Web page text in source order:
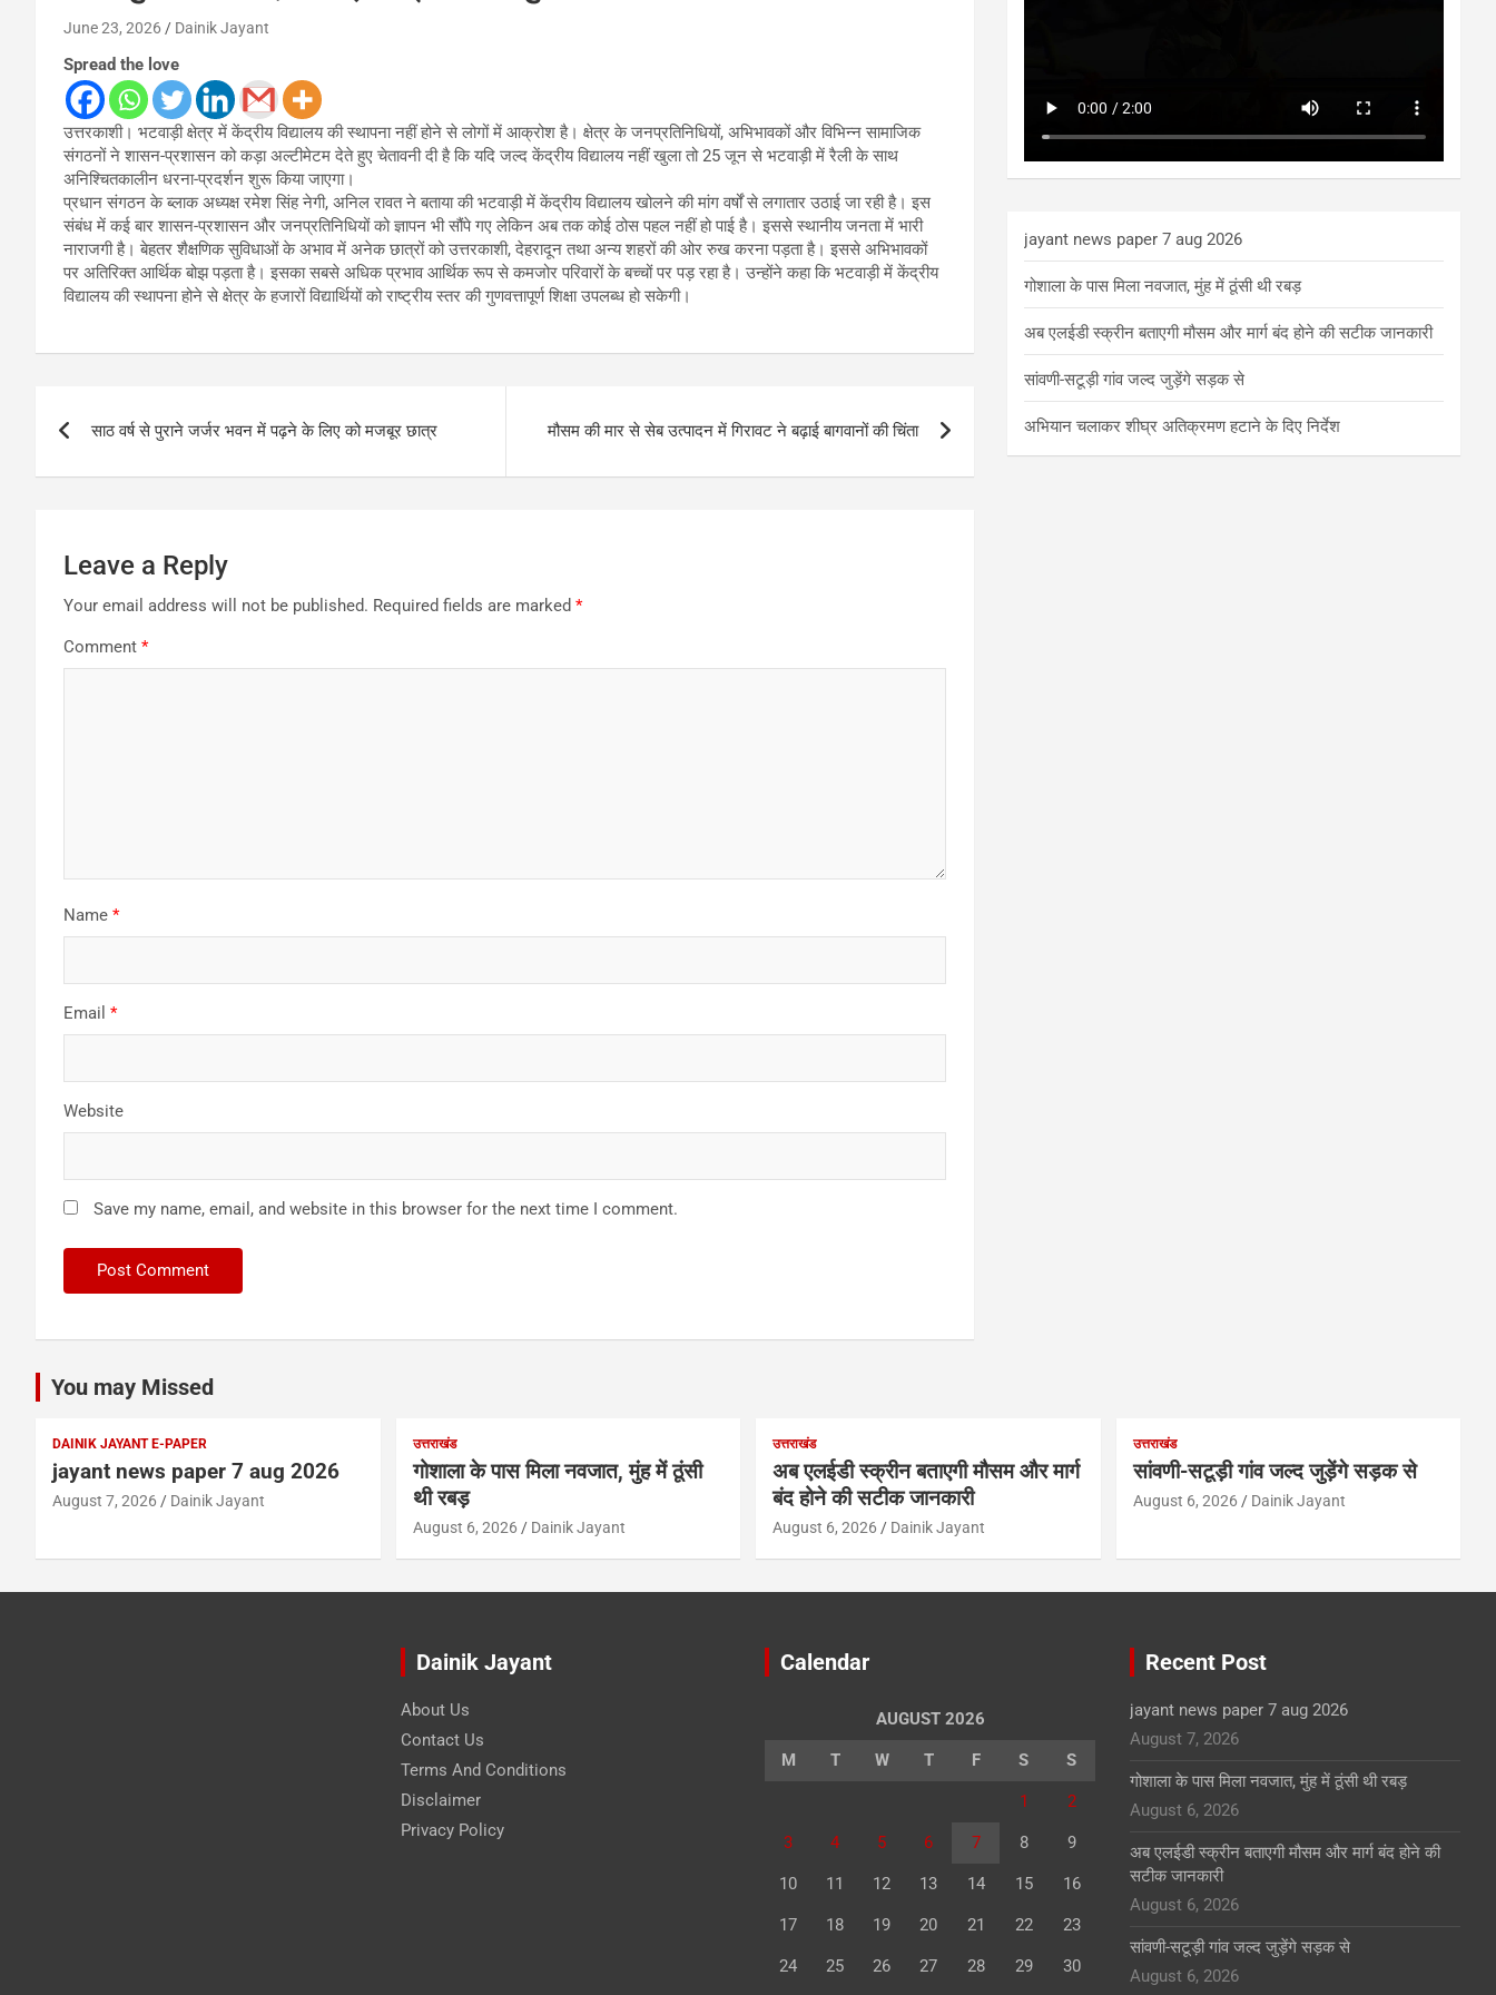
June 23, 2026 Dainik Jayant
Spread the love
उत्तरकाशी। भटवाड़ी क्षेत्र में केंद्रीय विद्यालय की स्थापना नहीं होने से लोगों में आक्रोश है। क्षेत्र के जनप्रतिनिधियों, अभिभावकों और विभिन्न सामाजिक
संगठनों ने शासन-प्रशासन को कड़ा अल्टीमेटम देते हुए चेतावनी दी है कि यदि जल्द केंद्रीय विद्यालय नहीं खुला तो 25 जून से भटवाड़ी में रैली के साथ
अनिश्चितकालीन धरना-प्रदर्शन शुरू किया जाएगा।
प्रधान संगठन के ब्लाक अध्यक्ष रमेश सिंह नेगी, अनिल रावत ने बताया की भटवाड़ी में केंद्रीय विद्यालय खोलने की मांग वर्षों से लगातार उठाई जा रही है। इस
संबंध में कई बार शासन-प्रशासन और जनप्रतिनिधियों को ज्ञापन भी सौंपे गए लेकिन अब तक कोई ठोस पहल नहीं हो पाई है। इससे स्थानीय जनता में भारी
नाराजगी है। बेहतर शैक्षणिक सुविधाओं के अभाव में अनेक छात्रों को उत्तरकाशी, देहरादून तथा अन्य शहरों की ओर रुख करना पड़ता है। इससे अभिभावकों
पर अतिरिक्त आर्थिक बोझ पड़ता है। इसका सबसे अधिक प्रभाव आर्थिक रूप से कमजोर परिवारों के बच्चों पर पड़ रहा है। उन्होंने कहा कि भटवाड़ी में केंद्रीय
विद्यालय की स्थापना होने से क्षेत्र के हजारों विद्यार्थियों को राष्ट्रीय स्तर की गुणवत्तापूर्ण शिक्षा उपलब्ध हो सकेगी।
navigation
साठ वर्ष से पुराने जर्जर भवन में पढ़ने के लिए को मजबूर छात्र मौसम की मार से सेब उत्पादन में गिरावट ने बढ़ाई बागवानों की चिंता
Leave a Reply
Your email address will not be published. Required fields are marked *
Comment *
Name *
Email *
Website
Save my name, email, and website in this browser for the next time I comment.
jayant news paper 7 aug 2026
गोशाला के पास मिला नवजात, मुंह में ठूंसी थी रबड़
अब एलईडी स्क्रीन बताएगी मौसम और मार्ग बंद होने की सटीक जानकारी
सांवणी-सटूड़ी गांव जल्द जुड़ेंगे सड़क से
अभियान चलाकर शीघ्र अतिक्रमण हटाने के दिए निर्देश
You may Missed
DAINIK JAYANT E-PAPER
jayant news paper 7 aug 2026
August 7, 2026 Dainik Jayant
उत्तराखंड
गोशाला के पास मिला नवजात, मुंह में ठूंसी
थी रबड़
August 6, 2026 Dainik Jayant
उत्तराखंड
अब एलईडी स्क्रीन बताएगी मौसम और मार्ग
बंद होने की सटीक जानकारी
August 6, 2026 Dainik Jayant
उत्तराखंड
सांवणी-सटूड़ी गांव जल्द जुड़ेंगे सड़क से
August 6, 2026 Dainik Jayant
Dainik Jayant
About Us
Contact Us
Terms And Conditions
Disclaimer
Privacy Policy
Calendar
AUGUST 2026
M T W T F S S
1 2
3 4 5 6 7 8 9
10 11 12 13 14 15 16
17 18 19 20 21 22 23
24 25 26 27 28 29 30
Recent Post
jayant news paper 7 aug 2026
August 7, 2026
गोशाला के पास मिला नवजात, मुंह में ठूंसी थी रबड़
August 6, 2026
अब एलईडी स्क्रीन बताएगी मौसम और मार्ग बंद होने की
सटीक जानकारी
August 6, 2026
सांवणी-सटूड़ी गांव जल्द जुड़ेंगे सड़क से
August 6, 2026